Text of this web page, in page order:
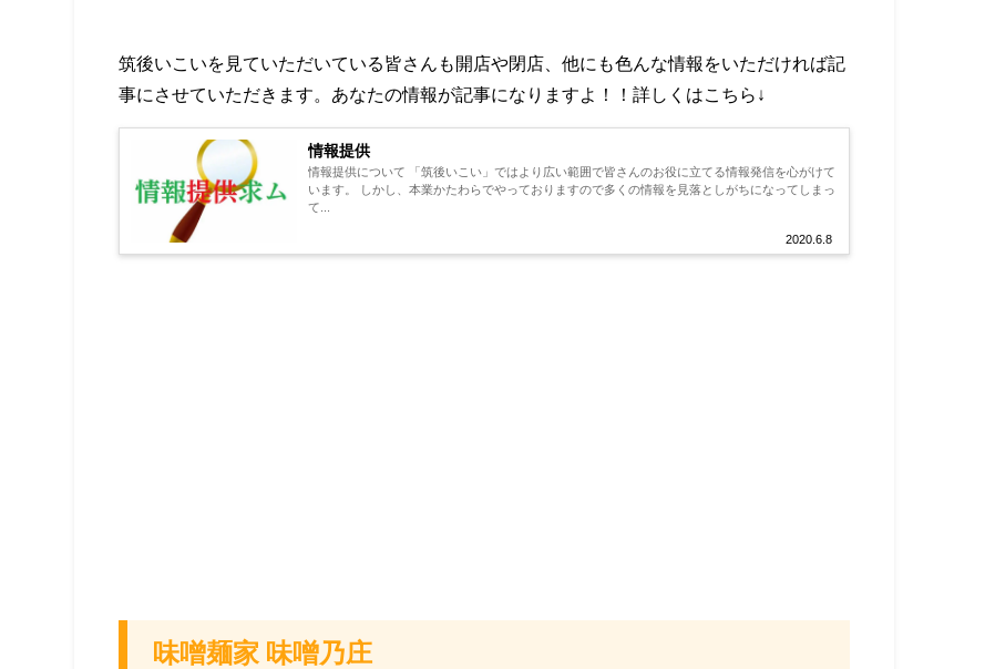
筑後いこいを見ていただいている皆さんも開店や閉店、他にも色んな情報をいただければ記
事にさせていただきます。あなたの情報が記事になりますよ！！詳しくはこちら↓
情報提供
2020.6.8
情報提供について 「筑後いこい」ではより広い範囲で皆さんのお役に立てる情報発信を心がけて
います。 しかし、本業かたわらでやっておりますので多くの情報を見落としがちになってしまっ
て...
味噌麺家 味噌乃庄